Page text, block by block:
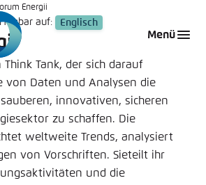
Menü
Energii
auf: Englisch
Tank, der sich darauf
von Daten und Analysen die
innovativen, sicheren
zu schaffen. Die
weltweite Trends, analysiert
von Vorschriften. Sieteilt ihr
und die
um ..., ... und ... zu verwalten.
Passwort vergessen?
der Webseite
ihr Farbschema basierend
an. Wählen Sie aus,
Sie für diese Webseite